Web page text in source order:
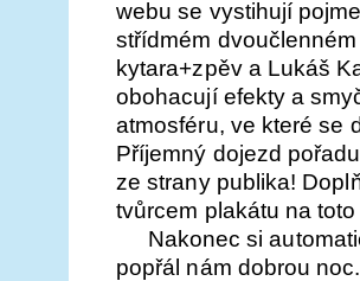
webu se vystihují
střídmém
kytara+zpěv a Lukáš
obohacují efekty a
atmosféru, ve které se
Příjemný dojezd
ze strany publika!
tvůrcem plakátu na
Nakonec si
popřál nám dobrou